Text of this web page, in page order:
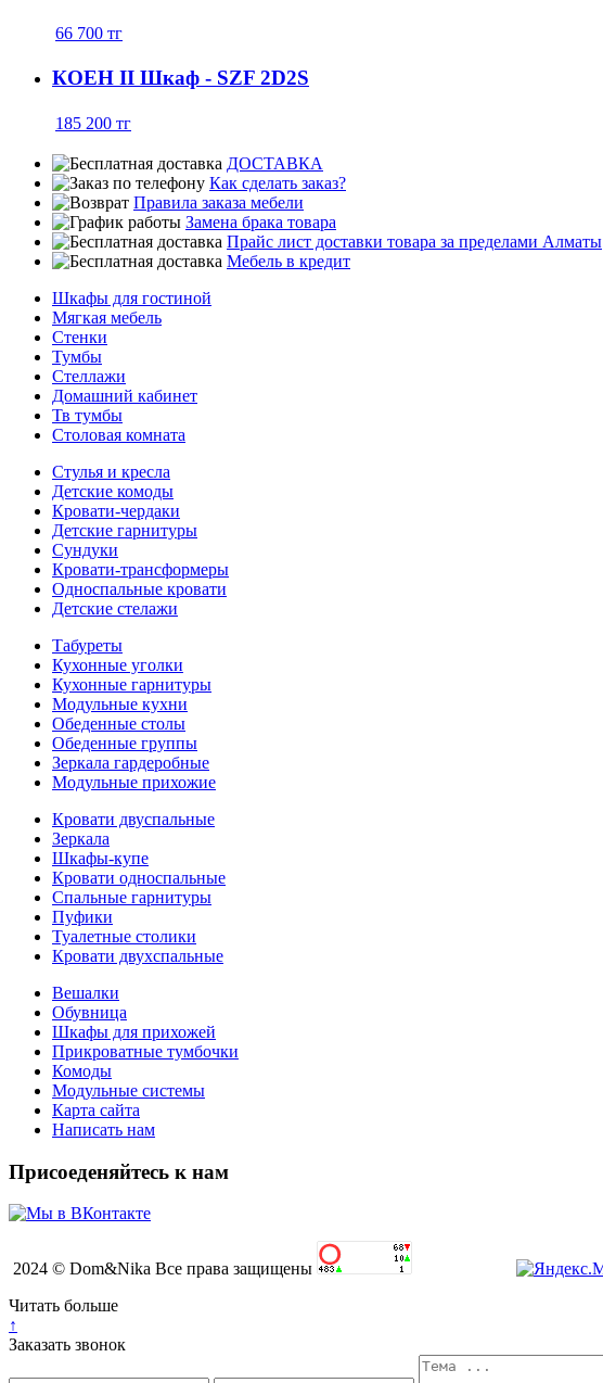
66 700 тг
КОЕН ІІ Шкаф - SZF 2D2S
185 200 тг
ДОСТАВКА
Как сделать заказ?
Правила заказа мебели
Замена брака товара
Прайс лист доставки товара за пределами Алматы
Мебель в кредит
Шкафы для гостиной
Мягкая мебель
Стенки
Тумбы
Стеллажи
Домашний кабинет
Тв тумбы
Столовая комната
Стулья и кресла
Детские комоды
Кровати-чердаки
Детские гарнитуры
Сундуки
Кровати-трансформеры
Односпальные кровати
Детские стелажи
Табуреты
Кухонные уголки
Кухонные гарнитуры
Модульные кухни
Обеденные столы
Обеденные группы
Зеркала гардеробные
Модульные прихожие
Кровати двуспальные
Зеркала
Шкафы-купе
Кровати односпальные
Спальные гарнитуры
Пуфики
Туалетные столики
Кровати двухспальные
Вешалки
Обувница
Шкафы для прихожей
Прикроватные тумбочки
Комоды
Модульные системы
Карта сайта
Написать нам
Присоеденяйтесь к нам
2024 © Dom&Nika Все права защищены
Читать больше
↑
Заказать звонок